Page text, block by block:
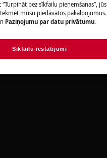
ierīci un atvienojiet
bez sīkfailu pieņemšanas”,
mūsu piedāvātos
Paziņojumu par datu privātumu.
Sīkfailu iestatījumi